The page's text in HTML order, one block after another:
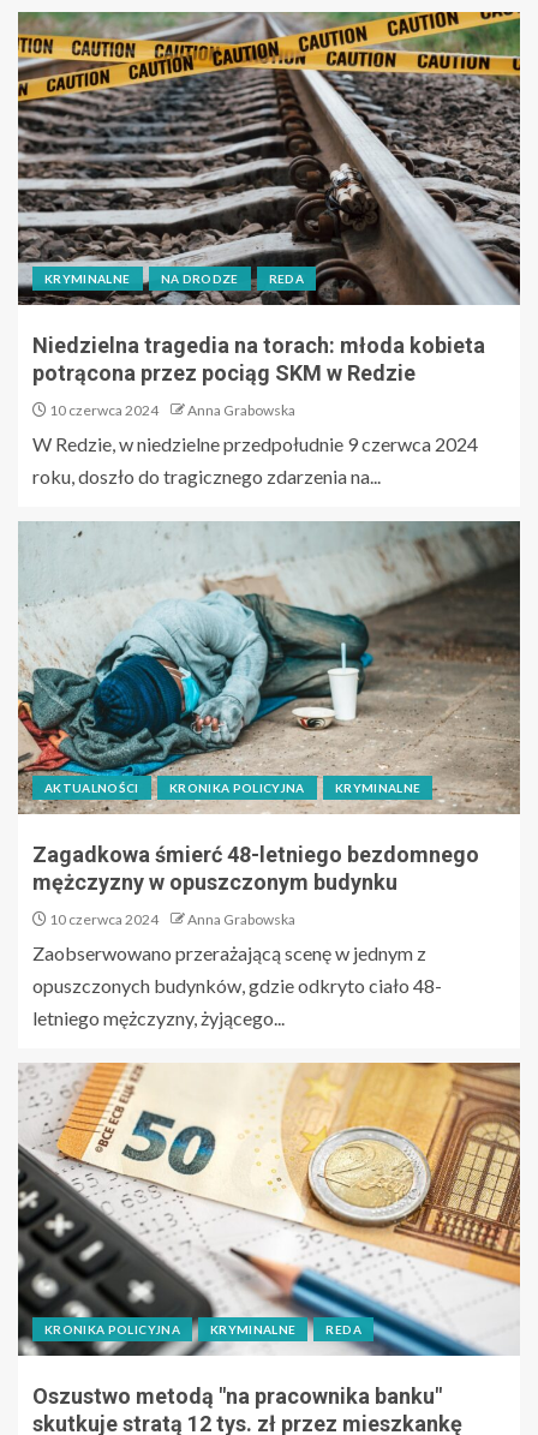
KRYMINALNE NA DRODZE REDA
Niedzielna tragedia na torach: młoda kobieta
potrącona przez pociąg SKM w Redzie
10 czerwca 2024 Anna Grabowska
W Redzie, w niedzielne przedpołudnie 9 czerwca 2024
roku, doszło do tragicznego zdarzenia na...
AKTUALNOŚCI KRONIKA POLICYJNA KRYMINALNE
Zagadkowa śmierć 48-letniego bezdomnego
mężczyzny w opuszczonym budynku
10 czerwca 2024 Anna Grabowska
Zaobserwowano przerażającą scenę w jednym z
opuszczonych budynków, gdzie odkryto ciało 48-
letniego mężczyzny, żyjącego...
KRONIKA POLICYJNA KRYMINALNE REDA
Oszustwo metodą "na pracownika banku"
skutkuje stratą 12 tys. zł przez mieszkankę